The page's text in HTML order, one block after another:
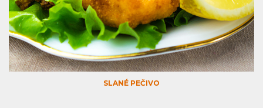
SLANÉ PEČIVO